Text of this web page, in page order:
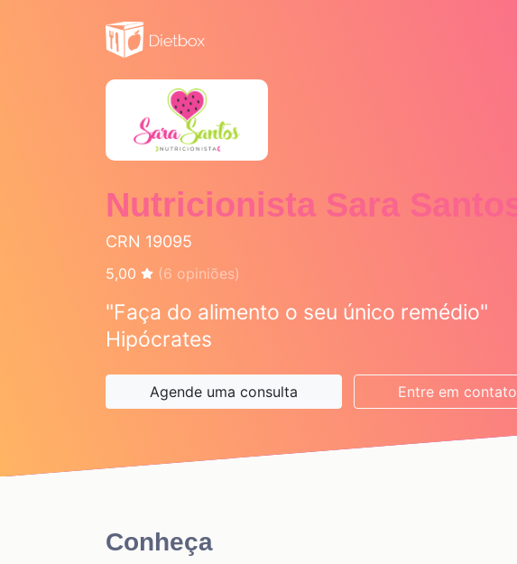
Nutricionista Sara Santos
CRN 19095
5,00 (6 opiniões)
"Faça do alimento o seu único remédio"
Hipócrates
Agende uma consulta Entre em contato
Conheça